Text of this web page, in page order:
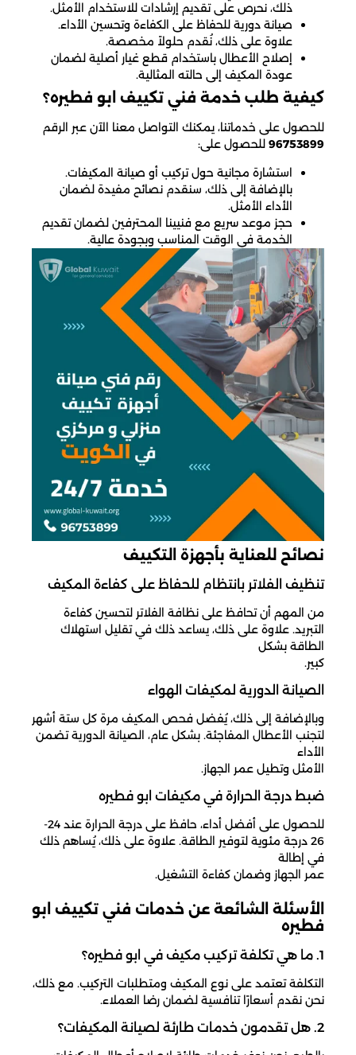
ذلك، نحرص على تقديم إرشادات للاستخدام الأمثل.
صيانة دورية للحفاظ على الكفاءة وتحسين الأداء.
علاوة على ذلك، نُقدم حلولاً مخصصة.
إصلاح الأعطال باستخدام قطع غيار أصلية لضمان
عودة المكيف إلى حالته المثالية.
كيفية طلب خدمة فني تكييف ابو فطيره؟
للحصول على خدماتنا، يمكنك التواصل معنا الآن عبر الرقم
96753899 للحصول على:
استشارة مجانية حول تركيب أو صيانة المكيفات.
بالإضافة إلى ذلك، سنقدم نصائح مفيدة لضمان
الأداء الأمثل.
حجز موعد سريع مع فنيينا المحترفين لضمان تقديم
الخدمة في الوقت المناسب وبجودة عالية.
نصائح للعناية بأجهزة التكييف
تنظيف الفلاتر بانتظام للحفاظ على كفاءة المكيف
من المهم أن تحافظ على نظافة الفلاتر لتحسين كفاءة
التبريد. علاوة على ذلك، يساعد ذلك في تقليل استهلاك
الطاقة بشكل
كبير.
الصيانة الدورية لمكيفات الهواء
وبالإضافة إلى ذلك، يُفضل فحص المكيف مرة كل ستة أشهر
لتجنب الأعطال المفاجئة. بشكل عام، الصيانة الدورية تضمن
الأداء
الأمثل وتطيل عمر الجهاز.
ضبط درجة الحرارة في مكيفات ابو فطيره
للحصول على أفضل أداء، حافظ على درجة الحرارة عند 24-
26 درجة مئوية لتوفير الطاقة. علاوة على ذلك، يُساهم ذلك
في إطالة
عمر الجهاز وضمان كفاءة التشغيل.
الأسئلة الشائعة عن خدمات فني تكييف ابو
فطيره
1. ما هي تكلفة تركيب مكيف في ابو فطيره؟
التكلفة تعتمد على نوع المكيف ومتطلبات التركيب. مع ذلك،
نحن نقدم أسعارًا تنافسية لضمان رضا العملاء.
2. هل تقدمون خدمات طارئة لصيانة المكيفات؟